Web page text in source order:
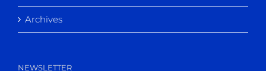
Archives
NEWSLETTER